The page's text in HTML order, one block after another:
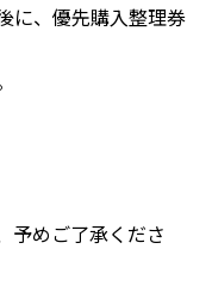
に、優先購入整理券
予めご了承くださ